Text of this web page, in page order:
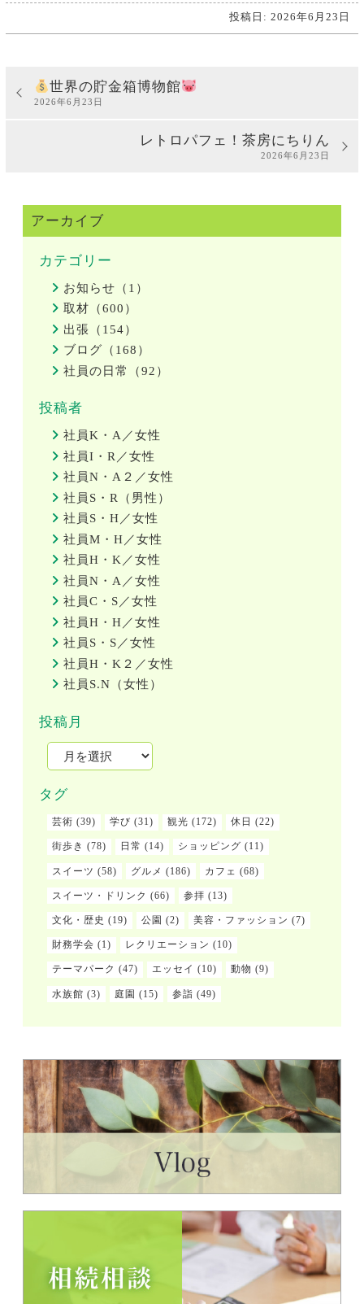
投稿日: 2026年6月23日
世界の貯金箱博物館
2026年6月23日
レトロパフェ！茶房にちりん
2026年6月23日
アーカイブ
カテゴリー
お知らせ（1）
取材（600）
出張（154）
ブログ（168）
社員の日常（92）
投稿者
社員K・A／女性
社員I・R／女性
社員N・A２／女性
社員S・R（男性）
社員S・H／女性
社員M・H／女性
社員H・K／女性
社員N・A／女性
社員C・S／女性
社員H・H／女性
社員S・S／女性
社員H・K２／女性
社員S.N（女性）
投稿月
タグ
芸術 (39) 学び (31) 観光 (172) 休日 (22)
街歩き (78) 日常 (14) ショッピング (11)
スイーツ (58) グルメ (186) カフェ (68)
スイーツ・ドリンク (66) 参拝 (13)
文化・歴史 (19) 公園 (2) 美容・ファッション (7)
財務学会 (1) レクリエーション (10)
テーマパーク (47) エッセイ (10) 動物 (9)
水族館 (3) 庭園 (15) 参詣 (49)